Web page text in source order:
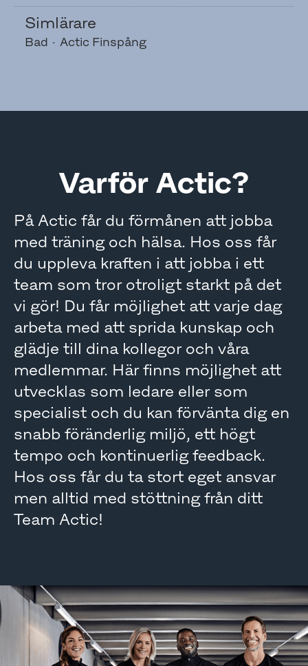
Simlärare
Bad · Actic Finspång
Varför Actic?
På Actic får du förmånen att jobba
med träning och hälsa. Hos oss får
du uppleva kraften i att jobba i ett
team som tror otroligt starkt på det
vi gör! Du får möjlighet att varje dag
arbeta med att sprida kunskap och
glädje till dina kollegor och våra
medlemmar. Här finns möjlighet att
utvecklas som ledare eller som
specialist och du kan förvänta dig en
snabb föränderlig miljö, ett högt
tempo och kontinuerlig feedback.
Hos oss får du ta stort eget ansvar
men alltid med stöttning från ditt
Team Actic!